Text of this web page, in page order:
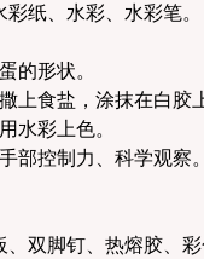
纸、水彩、水彩笔。
的形状。
上食盐，涂抹在白胶
水彩上色。
部控制力、科学观察。
双脚钉、热熔胶、彩